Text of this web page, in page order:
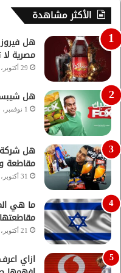
الأكثر مشاهدة
هل
مصرية
29 أكتوبر، 2023
هل
1 نوفمبر، 2023
هل شركة
مقاطعة
31 أكتوبر، 2023
ما هي
مقاطعتها؟.. 65 منتج تقدر
21 أكتوبر، 2023
ازاي